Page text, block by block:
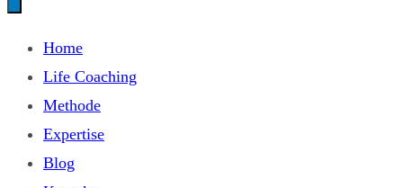
Home
Life Coaching
Methode
Expertise
Blog